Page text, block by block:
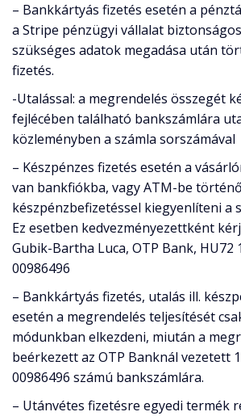
– Bankkártyás fizetés esetén a
a Stripe pénzügyi vállalat
szükséges adatok megadása után
fizetés.
-Utalással: a megrendelés összegét
fejlécében található bankszámlára
közleményben a számla sorszámával
– Készpénzes fizetés esetén a
van bankfiókba, vagy ATM-be történő
készpénzbefizetéssel kiegyenlíteni a
Ez esetben kedvezményezettként
Gubik-Bartha Luca, OTP Bank, HU72
00986496
– Bankkártyás fizetés, utalás ill.
esetén a megrendelés teljesítését
módunkban elkezdeni, miután a
beérkezett az OTP Banknál vezetett
00986496 számú bankszámlára.
– Utánvétes fizetésre egyedi termék